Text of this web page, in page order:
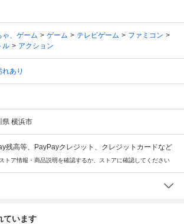
ゃ、ゲーム ゲーム テレビゲーム
ファミコン
ル
アクション
あり
県 横浜市
残高等、PayPayクレジット、クレジットカードなど
トア情報・商品説明を確認するか、ストアに確認してください
ています